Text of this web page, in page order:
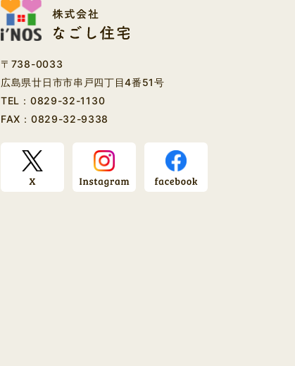
〒738-0033
広島県廿日市市串戸四丁目4番51号
TEL： 0829-32-1130
FAX：0829-32-9338